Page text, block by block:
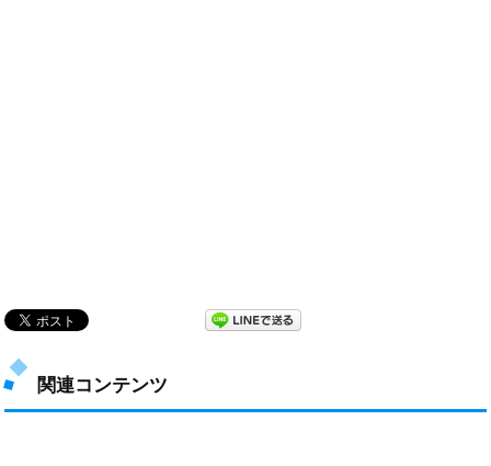
関連コンテンツ